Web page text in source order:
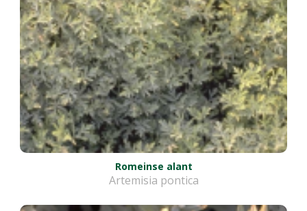
Romeinse alant
Artemisia pontica